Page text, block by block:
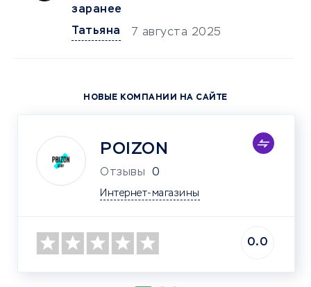
заранее
Татьяна
7 августа 2025
НОВЫЕ КОМПАНИИ НА САЙТЕ
POIZON
Отзывы 0
Интернет-магазины
0.0